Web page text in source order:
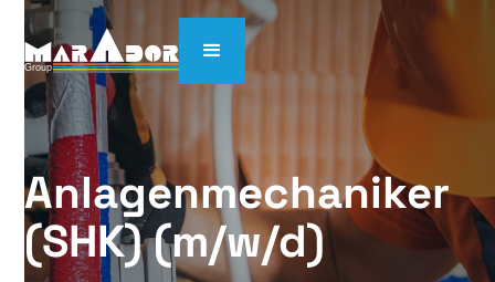
Anlagenmechaniker
(SHK) (m/w/d)